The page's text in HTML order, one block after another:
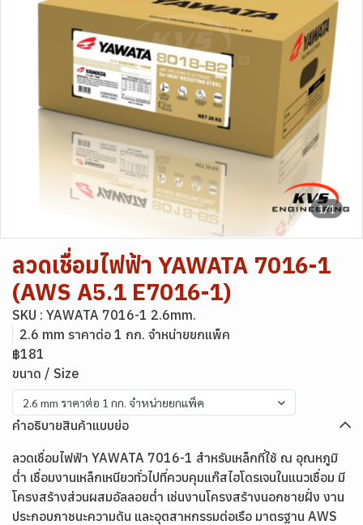
1/1
ลวดเชื่อมไฟฟ้า YAWATA 7016-1
(AWS A5.1 E7016-1)
SKU : YAWATA 7016-1 2.6mm.
2.6 mm ราคาต่อ 1 กก. จำหน่ายยกแพ็ค
฿181
ขนาด / Size
2.6 mm ราคาต่อ 1 กก. จำหน่ายยกแพ็ค
คำอธิบายสินค้าแบบย่อ
ลวดเชื่อมไฟฟ้า YAWATA 7016-1 สำหรับเหล็กที่ใช้ ณ อุณหภูมิ
ต่ำ เชื่อมงานเหล็กเหนียวทั่วไปที่ควบคุมแก๊สไฮโดรเจนในแนวเชื่อม มี
โครงสร้างส่วนผสมอัลลอยต่ำ เช่นงานโครงสร้างนอกชายฝั่ง งาน
ประกอบภาชนะความดัน และอุตสาหกรรมต่อเรือ มาตรฐาน AWS